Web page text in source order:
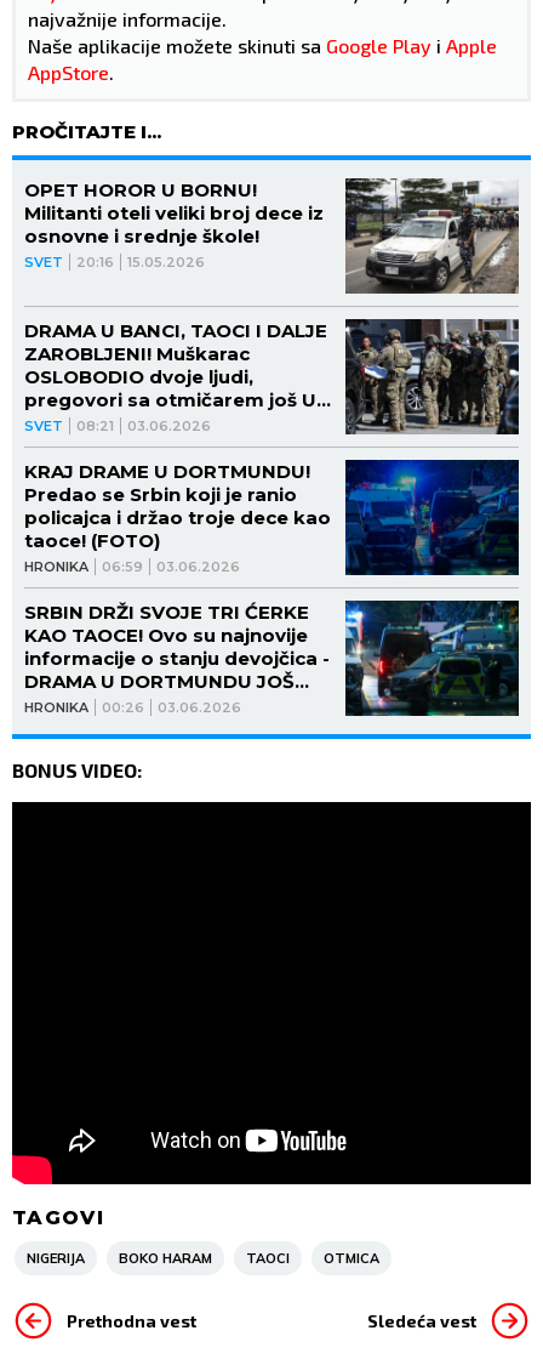
najvažnije informacije.
Naše aplikacije možete skinuti sa Google Play i Apple
AppStore
PROČITAJTE I...
SVET 20:16 15.05.2026
OPET HOROR U BORNU!
Militanti oteli veliki broj dece iz
osnovne i srednje škole!
SVET 08:21 03.06.2026
DRAMA U BANCI, TAOCI I DALJE
ZAROBLJENI! Muškarac
OSLOBODIO dvoje ljudi,
pregovori sa otmičarem još U
TOKU! (FOTO, VIDEO)
HRONIKA 06:59 03.06.2026
KRAJ DRAME U DORTMUNDU!
Predao se Srbin koji je ranio
policajca i držao troje dece kao
taoce! (FOTO)
HRONIKA 00:26 03.06.2026
SRBIN DRŽI SVOJE TRI ĆERKE
KAO TAOCE! Ovo su najnovije
informacije o stanju devojčica -
DRAMA U DORTMUNDU JOŠ
TRAJE!
BONUS VIDEO:
TAGOVI
NIGERIJA BOKO HARAM TAOCI OTMICA
Prethodna vest Sledeća vest